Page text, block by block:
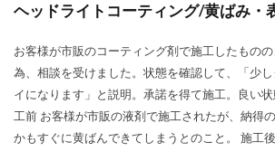
ヘッドライトコーティング/黄ばみ・
お客様が市販のコーティング剤で施工したもの
為、相談を受けました。状態を確認して、「少
イになります」と説明。承諾を得て施工。良い
工前 お客様が市販の液剤で施工されたが、納得
かもすぐに黄ばんできてしまうとのこと。 施工